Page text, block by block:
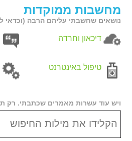
מחשבות ממוקדות
נושאים שחשבתי עליהם הרבה (וכדאי
דיכאון וחרדה
טיפול באינטרנט
ויש עוד עשרות מאמרים שכתבתי. רק